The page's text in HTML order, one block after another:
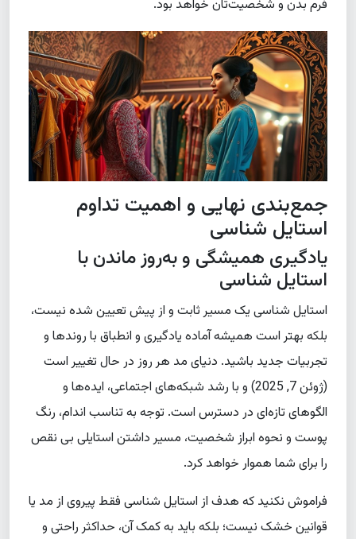
فرم بدن و شخصیت‌تان خواهد بود.
جمع‌بندی نهایی و اهمیت تداوم
استایل شناسی
یادگیری همیشگی و به‌روز ماندن با
استایل شناسی
استایل شناسی یک مسیر ثابت و از پیش تعیین شده نیست،
بلکه بهتر است همیشه آماده یادگیری و انطباق با روندها و
تجربیات جدید باشید. دنیای مد هر روز در حال تغییر است
(ژوئن 7, 2025) و با رشد شبکه‌های اجتماعی، ایده‌ها و
الگوهای تازه‌ای در دسترس است. توجه به تناسب اندام، رنگ
پوست و نحوه ابراز شخصیت، مسیر داشتن استایلی بی نقص
را برای شما هموار خواهد کرد.
فراموش نکنید که هدف از استایل شناسی فقط پیروی از مد یا
قوانین خشک نیست؛ بلکه باید به کمک آن، حداکثر راحتی و